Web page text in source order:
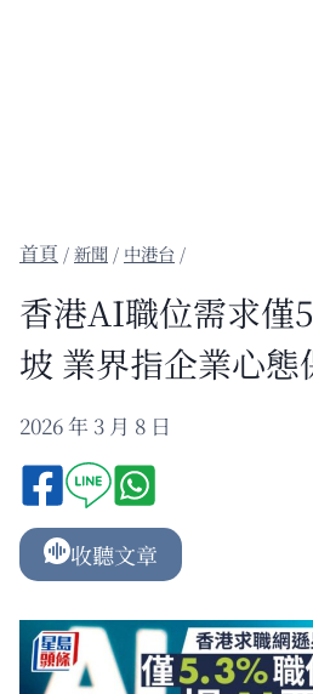
/新聞 / 中港台 /
香港AI職位需求僅
坡 業界指企業心態
2026 年 3 月 8 日
收聽文章